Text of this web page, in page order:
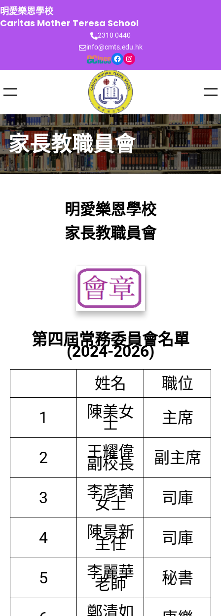
跳
至
主
明愛樂恩學校
Caritas Mother Teresa School
2310 0440
info@cmts.edu.hk
Facebook Instagram
家長教職員會
明愛樂恩學校
家長教職員會
第四屆常務委員會名單
(2024-2026)
姓名
職位
1
陳美女
士 主席
2 王耀偉
副校長 副主席
3 李彦蕾
女士 司庫
4 陳景新
主任 司庫
5 李麗華
老師 秘書